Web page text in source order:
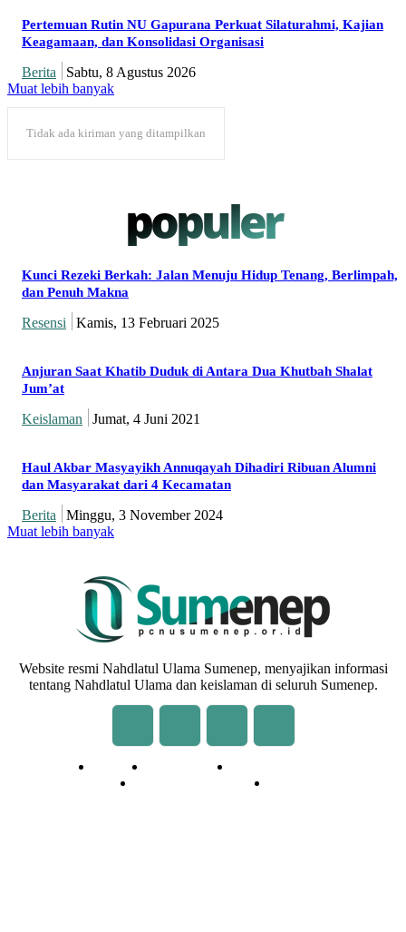
Pertemuan Rutin NU Gapurana Perkuat Silaturahmi, Kajian
Keagamaan, dan Konsolidasi Organisasi
Berita
Sabtu, 8 Agustus 2026
Muat lebih banyak
Tidak ada kiriman yang ditampilkan
populer
Kunci Rezeki Berkah: Jalan Menuju Hidup Tenang, Berlimpah,
dan Penuh Makna
Resensi Kamis, 13 Februari 2025
Anjuran Saat Khatib Duduk di Antara Dua Khutbah Shalat
Jum’at
Keislaman Jumat, 4 Juni 2021
Haul Akbar Masyayikh Annuqayah Dihadiri Ribuan Alumni
dan Masyarakat dari 4 Kecamatan
Berita
Minggu, 3 November 2024
Muat lebih banyak
Website resmi Nahdlatul Ulama Sumenep, menyajikan informasi
tentang Nahdlatul Ulama dan keislaman di seluruh Sumenep.
Redaksi Kontak Kami
Pedoman Media Siber